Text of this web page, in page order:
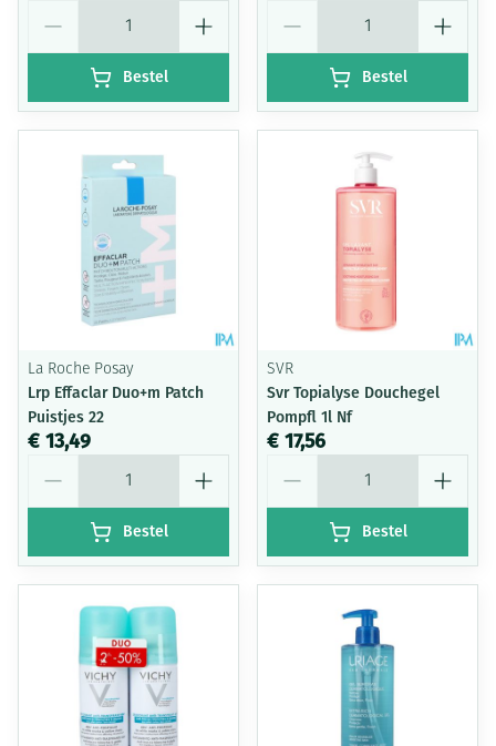
Bestel Bestel
La Roche Posay
Lrp Effaclar Duo+m Patch
Puistjes 22
€ 13,49
Bestel
SVR
Svr Topialyse Douchegel
Pompfl 1l Nf
€ 17,56
Bestel